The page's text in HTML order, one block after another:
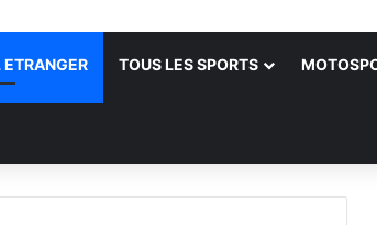
TOUS LES SPORTS